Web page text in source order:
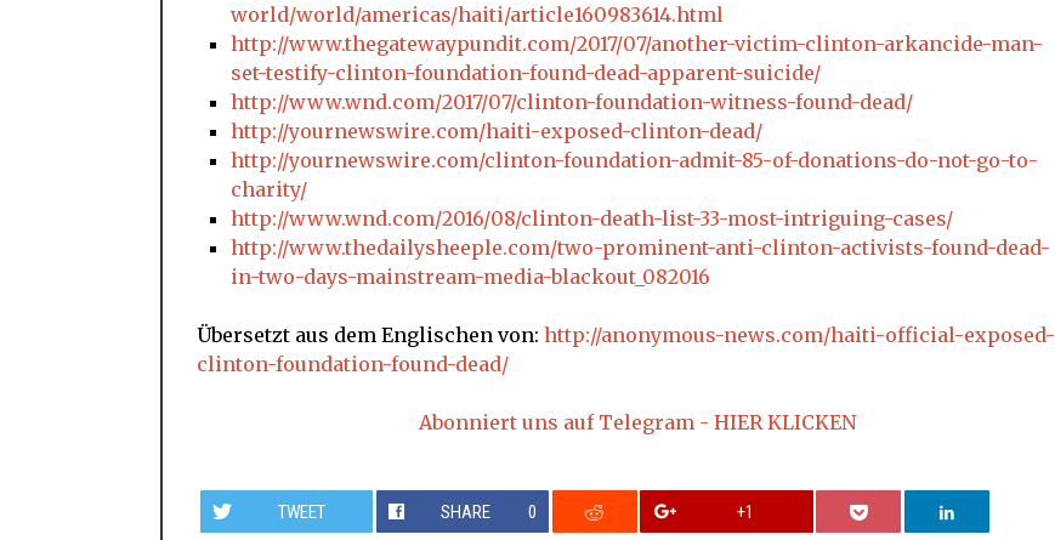
world/world/americas/haiti/article160983614.html
http://www.thegatewaypundit.com/2017/07/another-victim-clinton-arkancide-man-
set-testify-clinton-foundation-found-dead-apparent-suicide/
http://www.wnd.com/2017/07/clinton-foundation-witness-found-dead/
http://yournewswire.com/haiti-exposed-clinton-dead/
http://yournewswire.com/clinton-foundation-admit-85-of-donations-do-not-go-to-
charity/
http://www.wnd.com/2016/08/clinton-death-list-33-most-intriguing-cases/
http://www.thedailysheeple.com/two-prominent-anti-clinton-activists-found-dead-
in-two-days-mainstream-media-blackout_082016
Übersetzt aus dem Englischen von: http://anonymous-news.com/haiti-official-exposed-
clinton-foundation-found-dead/
Abonniert uns auf Telegram - HIER KLICKEN
TWEET SHARE 0 +1